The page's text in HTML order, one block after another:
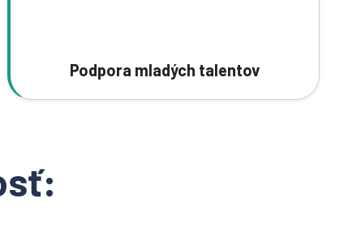
Podpora mladých talentov